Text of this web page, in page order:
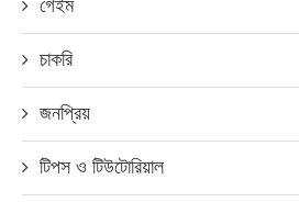
গেইম
চাকরি
জনপ্রিয়
টিপস ও টিউটোরিয়াল